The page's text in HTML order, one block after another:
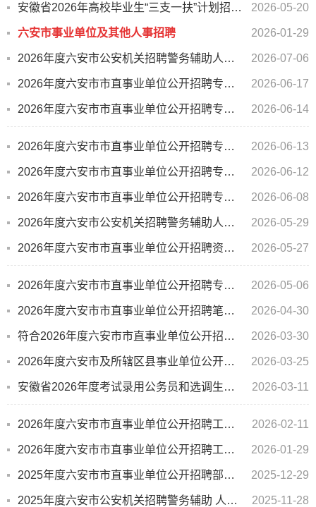
安徽省2026年高校毕业生“三支一扶”计划招募公告 2026-05-20
六安市事业单位及其他人事招聘 2026-01-29
2026年度六安市公安机关招聘警务辅助人员笔试成绩、资格复审及体能测评公告 2026-07-06
2026年度六安市市直事业单位公开招聘专业测试1、2岗位入围体检人员名单公示及资格复审的通知 2026-06-17
2026年度六安市市直事业单位公开招聘专业测试2考生面试成绩及合成总成绩公示（二） 2026-06-14
2026年度六安市市直事业单位公开招聘专业测试2考生面试成绩及合成总成绩公示（一） 2026-06-13
2026年度六安市市直事业单位公开招聘专业测试1考生面试成绩及合成总成绩公示 2026-06-12
2026年度六安市市直事业单位公开招聘专业测试1、2资格复审合格考生领取专业测试通知书通知 2026-06-08
2026年度六安市公安机关招聘警务辅助人员公告 2026-05-29
2026年度六安市市直事业单位公开招聘资格复审递补公告 2026-05-27
2026年度六安市市直事业单位公开招聘专业测试入围人选及资格复审有关事项的公告 2026-05-06
2026年度六安市市直事业单位公开招聘笔试成绩（含加分）公告 2026-04-30
符合2026年度六安市市直事业单位公开招聘笔试加分条件的“服务基层项目”人员公示 2026-03-30
2026年度六安市及所辖区县事业单位公开招聘工作人员笔试温馨提示 2026-03-25
安徽省2026年度考试录用公务员和选调生招录等笔试（六安考区）温馨提示 2026-03-11
2026年度六安市市直事业单位公开招聘工作人员报名后岗位计划取消公告 2026-02-11
2026年度六安市市直事业单位公开招聘工作人员公告 2026-01-29
2025年度六安市市直事业单位公开招聘部分岗位拟聘用人员名单公示（四） 2025-12-29
2025年度六安市公安机关招聘警务辅助 人员拟聘用人员公示（二） 2025-11-28